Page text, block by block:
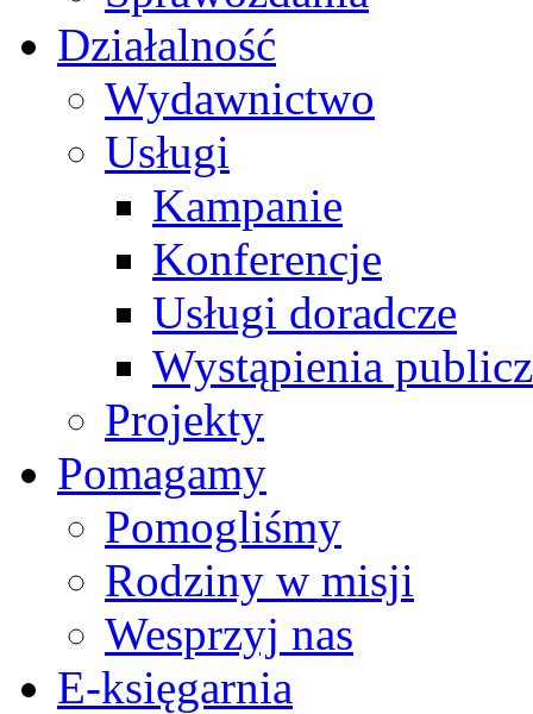
Działalność
Wydawnictwo
Usługi
Kampanie
Konferencje
Usługi doradcze
Wystąpienia
Projekty
Pomagamy
Pomogliśmy
Rodziny w misji
Wesprzyj nas
E-księgarnia